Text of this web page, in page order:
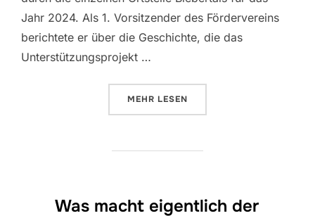
Jahr 2024. Als 1. Vorsitzender des Fördervereins
berichtete er über die Geschichte, die das
Unterstützungsprojekt …
MEHR ÜBER „WAS MACHT EIGENTLICH
LESEN
Was macht eigentlich der